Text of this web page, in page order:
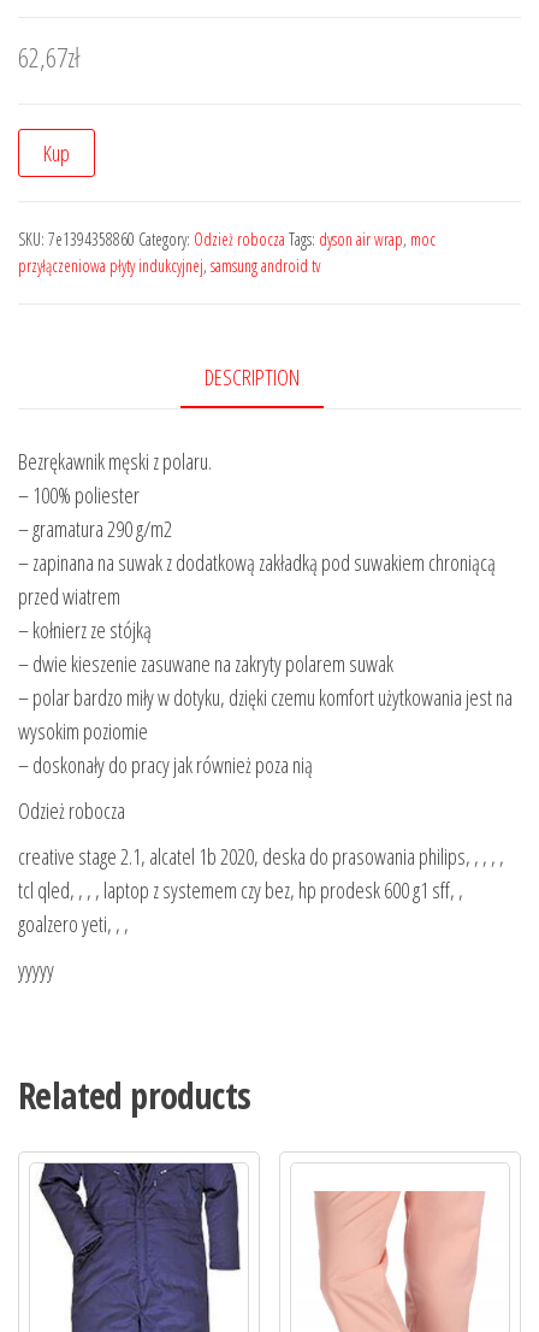
62,67zł
Kup
SKU: 7e1394358860 Category: Odzież robocza Tags: dyson air wrap, moc
przyłączeniowa płyty indukcyjnej, samsung android tv
DESCRIPTION
Bezrękawnik męski z polaru.
– 100% poliester
– gramatura 290 g/m2
– zapinana na suwak z dodatkową zakładką pod suwakiem chroniącą
przed wiatrem
– kołnierz ze stójką
– dwie kieszenie zasuwane na zakryty polarem suwak
– polar bardzo miły w dotyku, dzięki czemu komfort użytkowania jest na
wysokim poziomie
– doskonały do pracy jak również poza nią
Odzież robocza
creative stage 2.1, alcatel 1b 2020, deska do prasowania philips, , , , ,
tcl qled, , , , laptop z systemem czy bez, hp prodesk 600 g1 sff, ,
goalzero yeti, , ,
yyyyy
Related products